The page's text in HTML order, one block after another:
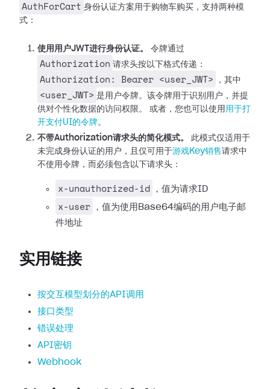
AuthForCart 身份认证方案用于购物车购买，支持两种模
式：
使用用户JWT进行身份认证。 令牌通过
Authorization 请求头按以下格式传递：
Authorization: Bearer <user_JWT> ，其中
<user_JWT> 是用户令牌。该令牌用于识别用户，并提
供对个性化数据的访问权限。
或者，您也可以使用 用于打
开支付UI的令牌。
不带Authorization请求头的简化模式。
此模式仅适用于
未完成身份认证的用户，且仅可用于游戏Key销售请求中
不使用令牌，而必须包含以下请求头：
x-unauthorized-id ，值为请求ID
x-user
，值为使用Base64编码的用户电子邮
件地址
实用链接
按交互模型划分的API调用
接口类型
错误处理
API密钥
Webhook